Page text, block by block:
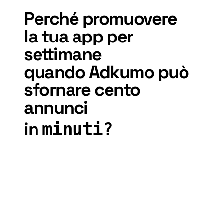
Perchépromuovere
latuaappper
settimane
quandoAdkumopuò
sfornarecento
annunci
in minuti?